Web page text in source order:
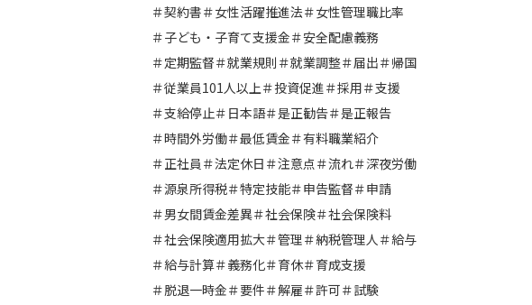
＃契約書＃女性活躍推進法＃女性管理職比率
＃子ども・子育て支援金＃安全配慮義務
＃定期監督＃就業規則 ＃就業調整＃届出＃帰国
＃従業員101人以上＃投資促進＃採用＃支援
＃支給停止＃日本語＃是正勧告＃是正報告
＃時間外労働＃最低賃金＃有料職業紹介
＃正社員 ＃法定休日 ＃注意点 ＃流れ＃深夜労働
＃源泉所得税＃特定技能＃申告監督＃申請
＃男女間賃金差異＃社会保険＃社会保険料
＃社会保険適用拡大＃管理＃納税管理人＃給与
＃給与計算＃義務化＃育休＃育成支援
＃脱退一時金＃要件＃解雇＃許可＃試験